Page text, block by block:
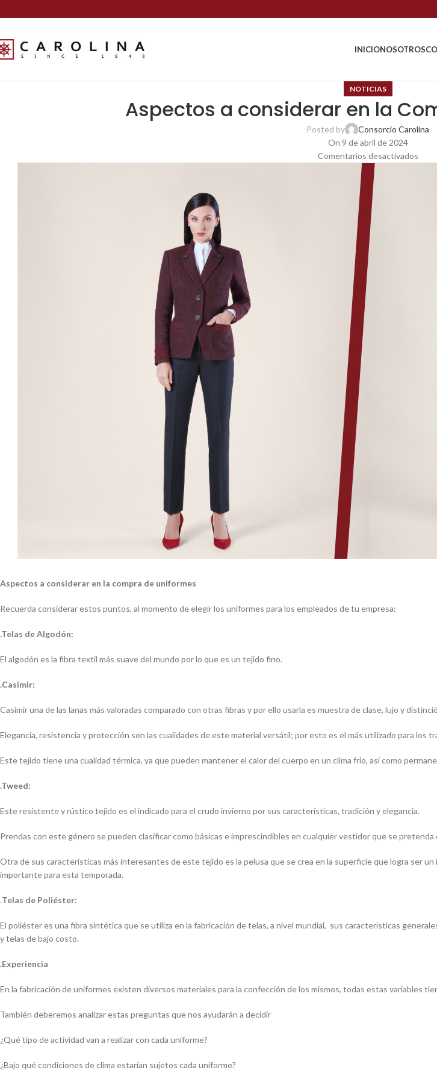
INICIONOSOTROS
NOTICIAS
Aspectos a considerar en la
Posted by
Consorcio Carolina
On 9 de abril de 2024
Comentarios desactivados
Aspectos a considerar en la compra de uniformes
Recuerda considerar estos puntos, al momento de elegir los uniformes para los empleados de tu empresa:
.Telas de Algodón:
El algodón es la fibra textil más suave del mundo por lo que es un tejido fino.
.Casimir:
Casimir una de las lanas más valoradas comparado con otras fibras y por ello usarla es muestra de clase, lujo y
Elegancia, resistencia y protección son las cualidades de este material versátil; por esto es el más utilizado para los
Este tejido tiene una cualidad térmica, ya que pueden mantener el calor del cuerpo en un clima frio, así como
.Tweed:
Este resistente y rústico tejido es el indicado para el crudo invierno por sus características, tradición y elegancia.
Prendas con este género se pueden clasificar como básicas e imprescindibles en cualquier vestidor que se pretenda
Otra de sus características más interesantes de este tejido es la pelusa que se crea en la superficie que logra ser
importante para esta temporada.
.Telas de Poliéster:
El poliéster es una fibra sintética que se utiliza en la fabricación de telas, a nivel mundial, sus características
y telas de bajo costo.
.Experiencia
En la fabricación de uniformes existen diversos materiales para la confección de los mismos, todas estas variables
También deberemos analizar estas preguntas que nos ayudarán a decidir
¿Qué tipo de actividad van a realizar con cada uniforme?
¿Bajo qué condiciones de clima estarían sujetos cada uniforme?